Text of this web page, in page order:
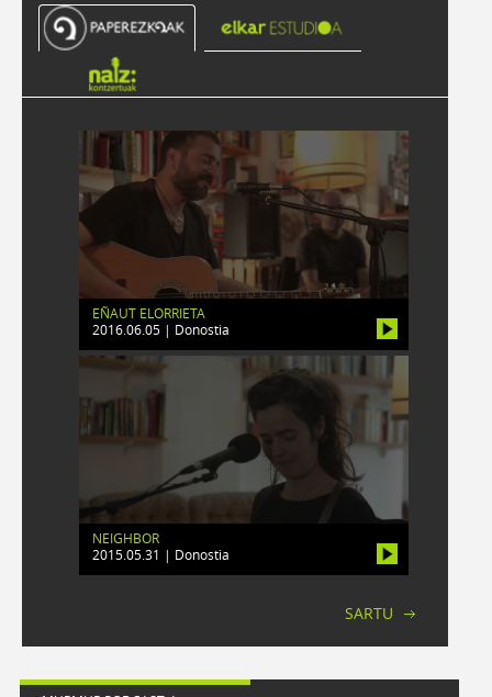
EÑAUT ELORRIETA
2016.06.05 | Donostia
NEIGHBOR
2015.05.31 | Donostia
SARTU